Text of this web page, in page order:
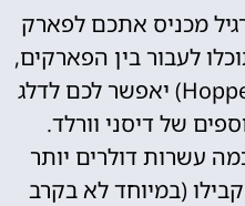
מכניס אתכם לפארק
לעבור בין הפארקים,
כרטיס הופר פלוס (Hopper Plus) יאפשר לכם לדלג
של דיסני וורלד.
עשרות דולרים יותר
(במיוחד לא בקרב